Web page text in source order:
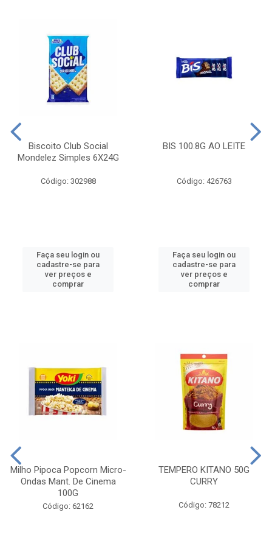
Biscoito Club Social
Mondelez Simples 6X24G
Código: 302988
Faça seu login ou
cadastre-se para
ver preços e
comprar
BIS 100.8G AO LEITE
Código: 426763
Faça seu login ou
cadastre-se para
ver preços e
comprar
Milho Pipoca Popcorn Micro-
Ondas Mant. De Cinema
100G
Código: 62162
TEMPERO KITANO 50G
CURRY
Código: 78212